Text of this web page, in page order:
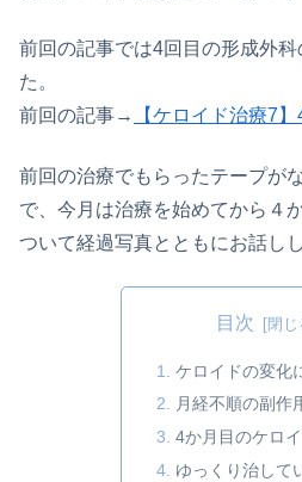
前回の記事では4回目の形成外
た。
前回の記事→
【ケロイド治療7
前回の治療でもらったテープが
で、今月は治療を始めてから４
ついて経過写真とともにお話し
目次
ケロイドの変化
月経不順の副作
4か月目のケロ
ゆっくり治して